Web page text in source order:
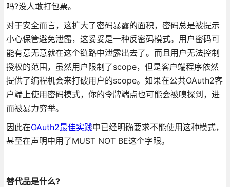
吗?没人敢打包票。
对于安全而言，这扩大了密码暴露的面积，密码总是被提示
小心保管避免泄露，这妥妥是一种反密码模式。用户密码可
能有意无意就在这个链路中泄露出去了。而且用户无法控制
授权的范围，虽然用户限制了scope，但是客户端程序依然
提供了编程机会来打破用户的scope。如果在公共OAuth2客
户端上使用密码模式，你的令牌端点也可能会被嗅探到，进
而被暴力穷举。
因此在OAuth2最佳实践中已经明确要求不能使用这种模式，
甚至在声明中用了MUST NOT BE这个字眼。
替代品是什么?